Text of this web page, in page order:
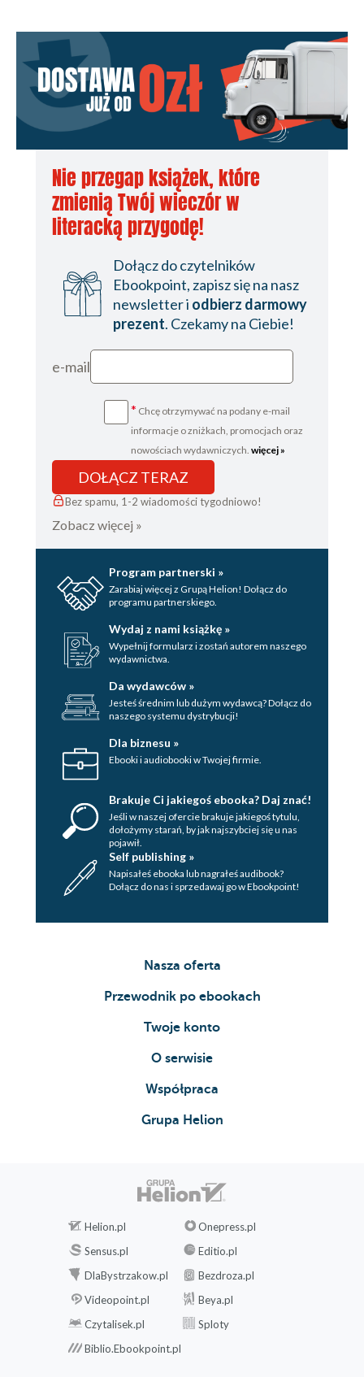
Nie przegap książek, które
zmienią Twój wieczór w
literacką przygodę!
Dołącz do czytelników
Ebookpoint, zapisz się na nasz
newsletter i odbierz darmowy
prezent. Czekamy na Ciebie!
e-mail
* Chcę otrzymywać na podany e-mail
informacje o zniżkach, promocjach oraz
nowościach wydawniczych. więcej »
DOŁĄCZ TERAZ
Bez spamu, 1-2 wiadomości tygodniowo!
Zobacz więcej »
Program partnerski »
Zarabiaj więcej z Grupą Helion! Dołącz do
programu partnerskiego.
Wydaj z nami książkę »
Wypełnij formularz i zostań autorem naszego
wydawnictwa.
Da wydawców »
Jesteś średnim lub dużym wydawcą? Dołącz do
naszego systemu dystrybucji!
Dla biznesu »
Ebooki i audiobooki w Twojej firmie.
Brakuje Ci jakiegoś ebooka? Daj znać!
Jeśli w naszej ofercie brakuje jakiegoś tytulu,
dołożymy starań, by jak najszybciej się u nas
pojawił.
Self publishing »
Napisałeś ebooka lub nagrałeś audibook?
Dołącz do nas i sprzedawaj go w Ebookpoint!
Nasza oferta
Przewodnik po ebookach
Twoje konto
O serwisie
Współpraca
Grupa Helion
Helion.pl
Onepress.pl
Sensus.pl
Editio.pl
DlaBystrzakow.pl
Bezdroza.pl
Videopoint.pl
Beya.pl
Czytalisek.pl
Sploty
Biblio.Ebookpoint.pl